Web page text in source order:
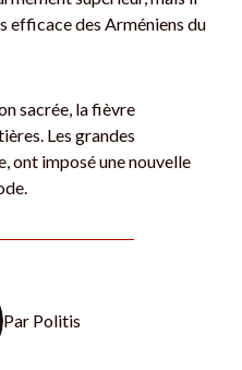
efficace des Arméniens du
sacrée, la fièvre
Les grandes
ont imposé une nouvelle
Par Politis